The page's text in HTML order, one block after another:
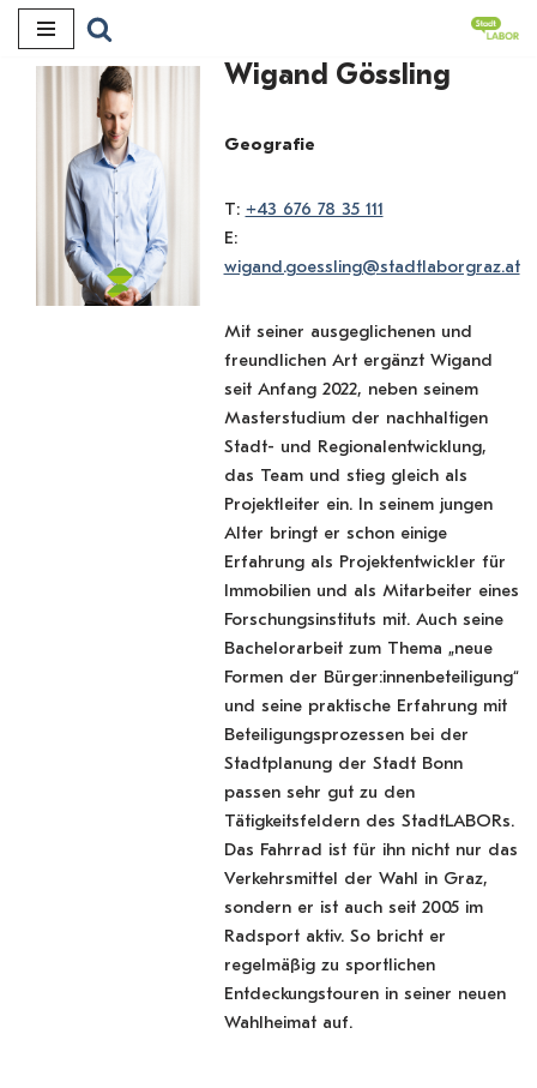
Zum
Wigand Gössling
Geografie
T: +43 676 78 35 111
E:
wigand.goessling@stadtlaborgraz.at
Mit seiner ausgeglichenen und
freundlichen Art ergänzt Wigand
seit Anfang 2022, neben seinem
Masterstudium der nachhaltigen
Stadt- und Regionalentwicklung,
das Team und stieg gleich als
Projektleiter ein. In seinem jungen
Alter bringt er schon einige
Erfahrung als Projektentwickler für
Immobilien und als Mitarbeiter eines
Forschungsinstituts mit. Auch seine
Bachelorarbeit zum Thema „neue
Formen der Bürger:innenbeteiligung“
und seine praktische Erfahrung mit
Beteiligungsprozessen bei der
Stadtplanung der Stadt Bonn
passen sehr gut zu den
Tätigkeitsfeldern des StadtLABORs.
Das Fahrrad ist für ihn nicht nur das
Verkehrsmittel der Wahl in Graz,
sondern er ist auch seit 2005 im
Radsport aktiv. So bricht er
regelmäßig zu sportlichen
Entdeckungstouren in seiner neuen
Wahlheimat auf.